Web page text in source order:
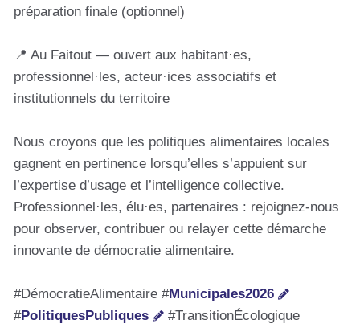
préparation finale (optionnel)
📍 Au Faitout — ouvert aux habitant·es,
professionnel·les, acteur·ices associatifs et
institutionnels du territoire
Nous croyons que les politiques alimentaires locales
gagnent en pertinence lorsqu’elles s’appuient sur
l’expertise d’usage et l’intelligence collective.
Professionnel·les, élu·es, partenaires : rejoignez-nous
pour observer, contribuer ou relayer cette démarche
innovante de démocratie alimentaire.
#DémocratieAlimentaire #Municipales2026
#PolitiquesPubliques
#TransitionÉcologique